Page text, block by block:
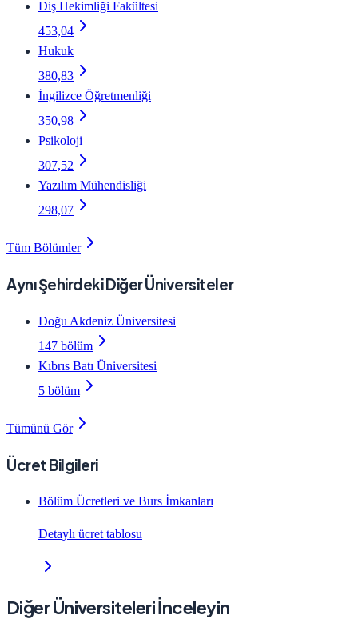
Diş Hekimliği Fakültesi
453,04
Hukuk
380,83
İngilizce Öğretmenliği
350,98
Psikoloji
307,52
Yazılım Mühendisliği
298,07
Tüm Bölümler
Aynı Şehirdeki Diğer Üniversiteler
Doğu Akdeniz Üniversitesi
147 bölüm
Kıbrıs Batı Üniversitesi
5 bölüm
Tümünü Gör
Ücret Bilgileri
Bölüm Ücretleri ve Burs İmkanları
Detaylı ücret tablosu
Diğer Üniversiteleri İnceleyin